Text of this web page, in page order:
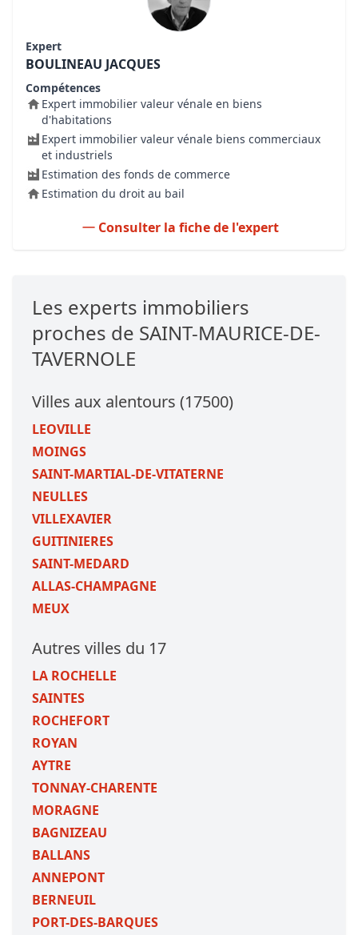
Expert
BOULINEAU JACQUES
Compétences
Expert immobilier valeur vénale en biens
d'habitations
Expert immobilier valeur vénale biens commerciaux
et industriels
Estimation des fonds de commerce
Estimation du droit au bail
Consulter la fiche de l'expert
Les experts immobiliers
proches de SAINT-MAURICE-DE-
TAVERNOLE
Villes aux alentours (17500)
LEOVILLE
MOINGS
SAINT-MARTIAL-DE-VITATERNE
NEULLES
VILLEXAVIER
GUITINIERES
SAINT-MEDARD
ALLAS-CHAMPAGNE
MEUX
Autres villes du 17
LA ROCHELLE
SAINTES
ROCHEFORT
ROYAN
AYTRE
TONNAY-CHARENTE
MORAGNE
BAGNIZEAU
BALLANS
ANNEPONT
BERNEUIL
PORT-DES-BARQUES